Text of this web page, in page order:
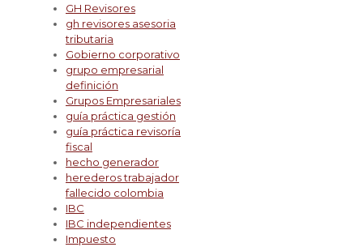
GH Revisores
gh revisores asesoria
tributaria
Gobierno corporativo
grupo empresarial
definición
Grupos Empresariales
guía práctica gestión
guía práctica revisoría
fiscal
hecho generador
herederos trabajador
fallecido colombia
IBC
IBC independientes
Impuesto